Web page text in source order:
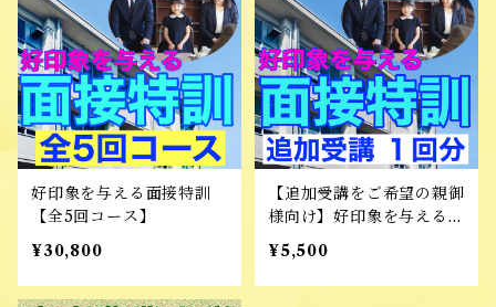
好印象を与える面接特訓
【全5回コース】
¥30,800
【追加受講をご希望の親御
様向け】好印象を与える面
接特訓 追加受講 1回分
¥5,500